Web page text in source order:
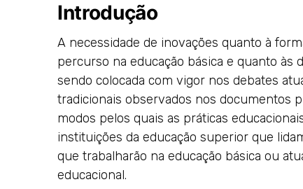
Introdução
A necessidade de inovações quanto à
percurso na educação básica e quanto às
sendo colocada com vigor nos debates
tradicionais observados nos documentos
modos pelos quais as práticas
instituições da educação superior que
que trabalharão na educação básica ou
educacional.